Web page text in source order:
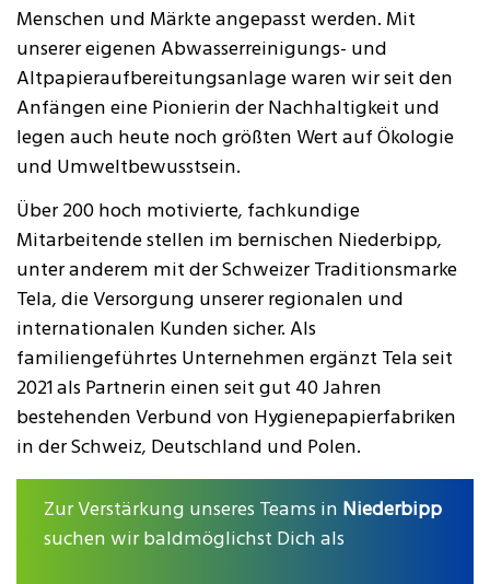
Menschen und Märkte angepasst werden. Mit
unserer eigenen Abwasserreinigungs- und
Altpapieraufbereitungsanlage waren wir seit den
Anfängen eine Pionierin der Nachhaltigkeit und
legen auch heute noch größten Wert auf Ökologie
und Umweltbewusstsein.
Über 200 hoch motivierte, fachkundige
Mitarbeitende stellen im bernischen Niederbipp,
unter anderem mit der Schweizer Traditionsmarke
Tela, die Versorgung unserer regionalen und
internationalen Kunden sicher. Als
familiengeführtes Unternehmen ergänzt Tela seit
2021 als Partnerin einen seit gut 40 Jahren
bestehenden Verbund von Hygienepapierfabriken
in der Schweiz, Deutschland und Polen.
Zur Verstärkung unseres Teams in Niederbipp
suchen wir baldmöglichst Dich als